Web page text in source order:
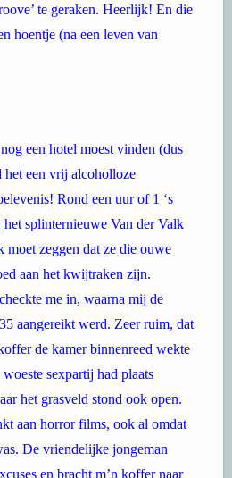
te geraken. Heerlijk! En die
hoentje (na een leven van
een hotel moest vinden (dus
een vrij alcoholloze
Rond een uur of 1 ‘s
splinternieuwe Van der Valk
zeggen dat ze die ouwe
aan het kwijtraken zijn.
me in, waarna mij de
aangereikt werd. Zeer ruim, dat
de kamer binnenreed wekte
sexpartij had plaats
het grasveld stond ook open.
aan horror films, ook al omdat
De vriendelijke jongeman
en bracht m’n koffer naar